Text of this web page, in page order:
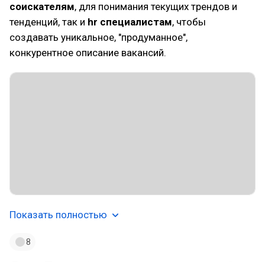
соискателям, для понимания текущих трендов и
тенденций, так и hr специалистам, чтобы
создавать уникальное, "продуманное",
конкурентное описание вакансий.
Показать полностью
8